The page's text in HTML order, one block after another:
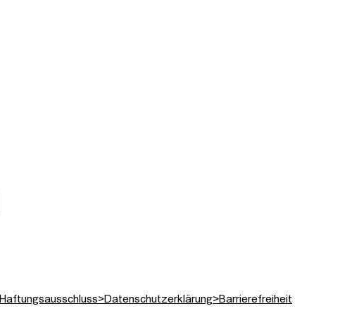
Haftungsausschluss>Datenschutzerklärung>Barrierefreiheit